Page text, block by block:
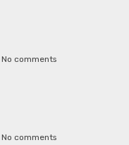
No comments
No comments